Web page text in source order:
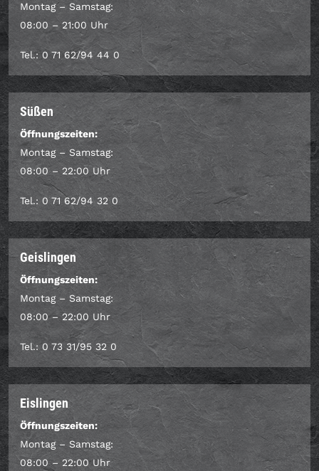
Montag – Samstag:
08:00 – 21:00 Uhr
Tel.: 0 71 62/94 44 0
Süßen
Öffnungszeiten:
Montag – Samstag:
08:00 – 22:00 Uhr
Tel.: 0 71 62/94 32 0
Geislingen
Öffnungszeiten:
Montag – Samstag:
08:00 – 22:00 Uhr
Tel.: 0 73 31/95 32 0
Eislingen
Öffnungszeiten:
Montag – Samstag:
08:00 – 22:00 Uhr